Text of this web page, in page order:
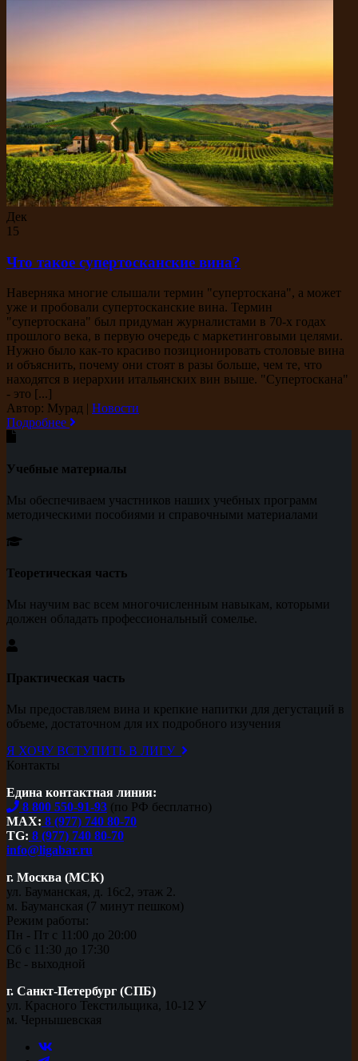
Дек
15
Что такое супертосканские вина?
Наверняка многие слышали термин "супертоскана", а может
уже и пробовали супертосканские вина. Термин
"супертоскана" был придуман журналистами в 70-х годах
прошлого века, в первую очередь с маркетинговыми целями.
Нужно было как-то красиво позиционировать столовые вина
и объяснить, почему они стоят в разы больше, чем те, что
находятся в иерархии итальянских вин выше. "Супертоскана"
- это [...]
Автор: Мурад | Новости
Подробнее
Учебные материалы
Мы обеспечиваем участников наших учебных программ
методическими пособиями и справочными материалами
Теоретическая часть
Мы научим вас всем многочисленным навыкам, которыми
должен обладать профессиональный сомелье.
Практическая часть
Мы предоставляем вина и крепкие напитки для дегустаций в
объеме, достаточном для их подробного изучения
Я ХОЧУ ВСТУПИТЬ В ЛИГУ
Контакты
Едина контактная линия:
8 800 550-91-93 (по РФ бесплатно)
MAX: 8 (977) 740 80-70
TG: 8 (977) 740 80-70
info@ligabar.ru
г. Москва (МСК)
ул. Бауманская, д. 16с2, этаж 2.
м. Бауманская (7 минут пешком)
Режим работы:
Пн - Пт с 11:00 до 20:00
Сб с 11:30 до 17:30
Вс - выходной
г. Санкт-Петербург (СПБ)
ул. Красного Текстильщика, 10-12 У
м. Чернышевская